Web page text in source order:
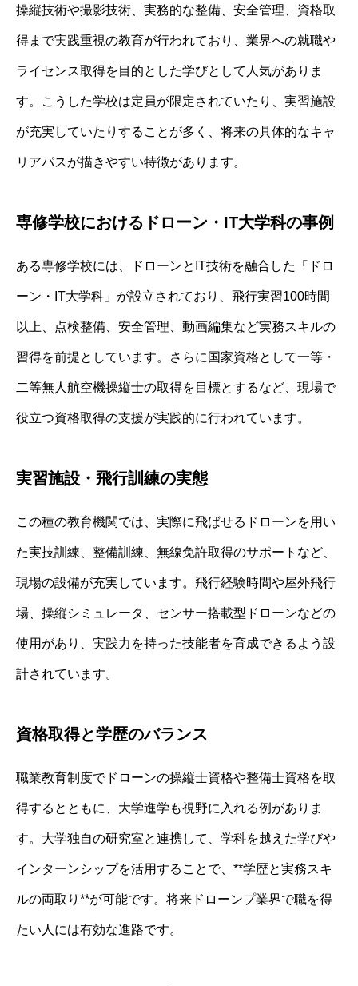
操縦技術や撮影技術、実務的な整備、安全管理、資格取
得まで実践重視の教育が行われており、業界への就職や
ライセンス取得を目的とした学びとして人気がありま
す。こうした学校は定員が限定されていたり、実習施設
が充実していたりすることが多く、将来の具体的なキャ
リアパスが描きやすい特徴があります。
専修学校におけるドローン・IT大学科の事例
ある専修学校には、ドローンとIT技術を融合した「ドロ
ーン・IT大学科」が設立されており、飛行実習100時間
以上、点検整備、安全管理、動画編集など実務スキルの
習得を前提としています。さらに国家資格として一等・
二等無人航空機操縦士の取得を目標とするなど、現場で
役立つ資格取得の支援が実践的に行われています。
実習施設・飛行訓練の実態
この種の教育機関では、実際に飛ばせるドローンを用い
た実技訓練、整備訓練、無線免許取得のサポートなど、
現場の設備が充実しています。飛行経験時間や屋外飛行
場、操縦シミュレータ、センサー搭載型ドローンなどの
使用があり、実践力を持った技能者を育成できるよう設
計されています。
資格取得と学歴のバランス
職業教育制度でドローンの操縦士資格や整備士資格を取
得するとともに、大学進学も視野に入れる例がありま
す。大学独自の研究室と連携して、学科を越えた学びや
インターンシップを活用することで、**学歴と実務スキ
ルの両取り**が可能です。将来ドローンプ業界で職を得
たい人には有効な進路です。